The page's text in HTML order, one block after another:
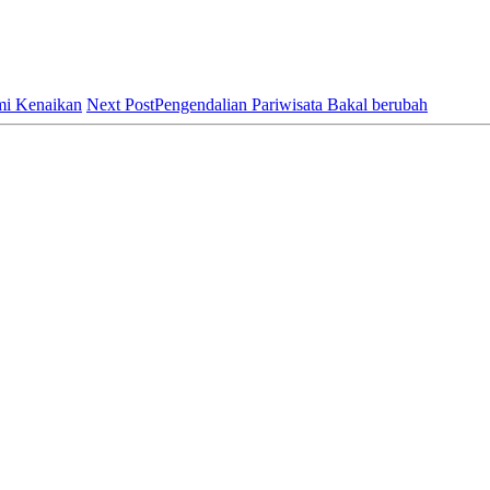
Kenaikan Next PostPengendalian Pariwisata Bakal berubah